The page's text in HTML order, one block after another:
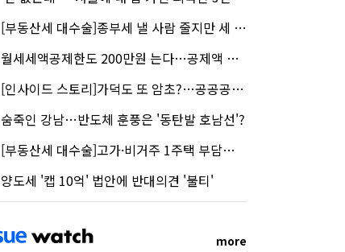
[부동산세 대수술]종부세 낼 사람 줄지만 세 부담 커진다
월세세액공제한도 200만원 는다…공제액 최대 54만원↑
[인사이드 스토리]가덕도 또 암초?…공공공사의 '굴레'
숨죽인 강남…반도체 훈풍은 '동탄발 호남선'?
[부동산세 대수술]고가·비거주 1주택 부담…'대전족'도 불똥
양도세 '캡 10억' 법안에 반대의견 '불티'
more